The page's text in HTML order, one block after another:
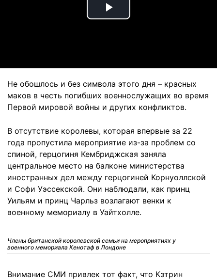
Play
Не обошлось и без символа этого дня – красных
маков в честь погибших военнослужащих во время
Первой мировой войны и других конфликтов.
В отсутствие королевы, которая впервые за 22
года пропустила мероприятие из-за проблем со
спиной, герцогиня Кембриджская заняла
центральное место на балконе министерства
иностранных дел между герцогиней Корнуоллской
и Софи Уэссекской. Они наблюдали, как принц
Уильям и принц Чарльз возлагают венки к
военному мемориалу в Уайтхолле.
Члены британской королевской семьи на мероприятиях у
военного мемориала Кенотаф в Лондоне
Внимание СМИ привлек тот факт, что Кэтрин